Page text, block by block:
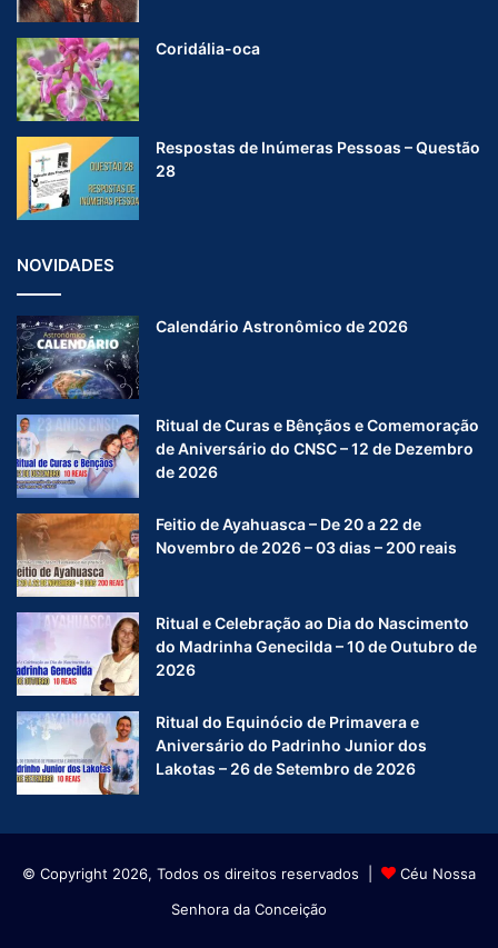
Coridália-oca
Respostas de Inúmeras Pessoas – Questão
28
NOVIDADES
Calendário Astronômico de 2026
Ritual de Curas e Bênçãos e Comemoração
de Aniversário do CNSC – 12 de Dezembro
de 2026
Feitio de Ayahuasca – De 20 a 22 de
Novembro de 2026 – 03 dias – 200 reais
Ritual e Celebração ao Dia do Nascimento
do Madrinha Genecilda – 10 de Outubro de
2026
Ritual do Equinócio de Primavera e
Aniversário do Padrinho Junior dos
Lakotas – 26 de Setembro de 2026
© Copyright 2026, Todos os direitos reservados |
Céu Nossa
Senhora da Conceição